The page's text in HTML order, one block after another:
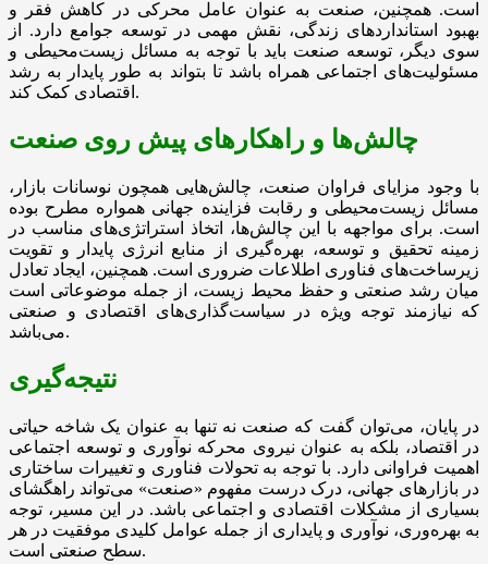
است. همچنین، صنعت به عنوان عامل محرکی در کاهش فقر و
بهبود استانداردهای زندگی، نقش مهمی در توسعه جوامع دارد. از
سوی دیگر، توسعه صنعت باید با توجه به مسائل زیست‌محیطی و
مسئولیت‌های اجتماعی همراه باشد تا بتواند به طور پایدار به رشد
اقتصادی کمک کند.
چالش‌ها و راهکارهای پیش روی صنعت
با وجود مزایای فراوان صنعت، چالش‌هایی همچون نوسانات بازار،
مسائل زیست‌محیطی و رقابت فزاینده جهانی همواره مطرح بوده
است. برای مواجهه با این چالش‌ها، اتخاذ استراتژی‌های مناسب در
زمینه تحقیق و توسعه، بهره‌گیری از منابع انرژی پایدار و تقویت
زیرساخت‌های فناوری اطلاعات ضروری است. همچنین، ایجاد تعادل
میان رشد صنعتی و حفظ محیط زیست، از جمله موضوعاتی است
که نیازمند توجه ویژه در سیاست‌گذاری‌های اقتصادی و صنعتی
می‌باشد.
نتیجه‌گیری
در پایان، می‌توان گفت که صنعت نه تنها به عنوان یک شاخه حیاتی
در اقتصاد، بلکه به عنوان نیروی محرکه نوآوری و توسعه اجتماعی
اهمیت فراوانی دارد. با توجه به تحولات فناوری و تغییرات ساختاری
در بازارهای جهانی، درک درست مفهوم «صنعت» می‌تواند راهگشای
بسیاری از مشکلات اقتصادی و اجتماعی باشد. در این مسیر، توجه
به بهره‌وری، نوآوری و پایداری از جمله عوامل کلیدی موفقیت در هر
سطح صنعتی است.